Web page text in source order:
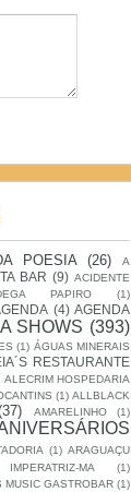
POESIA (26)
A
BAR (9) ACIDENTE
PAPIRO (1)
(4) AGENDA
SHOWS (393)
(1) ÁGUAS MINERAIS
RESTAURANTE
ALECRIM HOSPEDARIA
(1) ALLBLACK
AMARELINHO (1)
(1) ARAGUAÇU
MA (1)
MUSIC GASTROBAR (1)